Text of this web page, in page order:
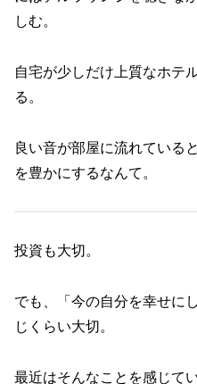
しむ。
自宅が少しだけ上質なホテ
る。
良い音が部屋に流れている
を豊かにするなんて。
投資も大切。
でも、「今の自分を幸せに
じくらい大切。
最近はそんなことを感じてい